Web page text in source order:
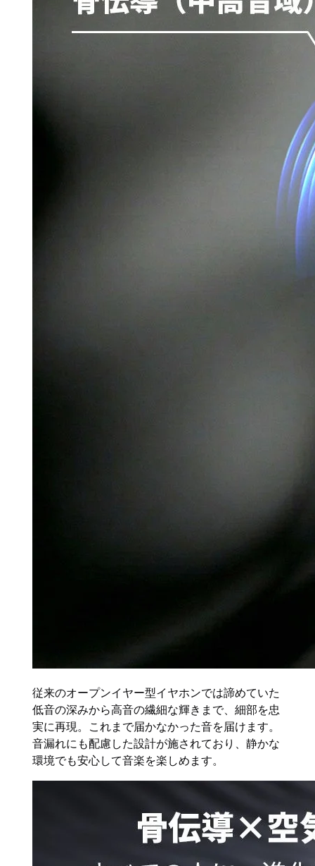
従来のオープンイヤー型イヤホンでは諦めていた
低音の深みから高音の繊細な輝きまで、細部を忠
実に再現。これまで届かなかった音を届けます。
音漏れにも配慮した設計が施されており、静かな
環境でも安心して音楽を楽しめます。